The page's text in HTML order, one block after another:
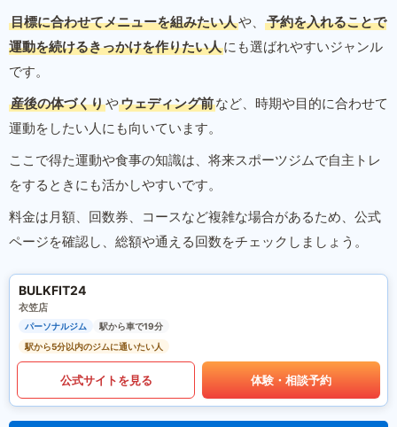
目標に合わせてメニューを組みたい人や、
予約を入れることで
運動を続けるきっかけを作りたい人にも選ばれやすいジャンル
です。
産後の体づくりやウェディング前など、時期や目的に合わせて
運動をしたい人にも向いています。
ここで得た運動や食事の知識は、将来スポーツジムで自主トレ
をするときにも活かしやすいです。
料金は月額、回数券、コースなど複雑な場合があるため、公式
ページを確認し、総額や通える回数をチェックしましょう。
BULKFIT24
衣笠店
パーソナルジム
駅から車で19分
駅から5分以内のジムに通いたい人
公式サイトを見る 体験・相談予約